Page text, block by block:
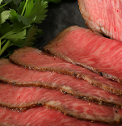
コマ切れミンチ
牛丼など（牛肉の加工
品）
村沢牛